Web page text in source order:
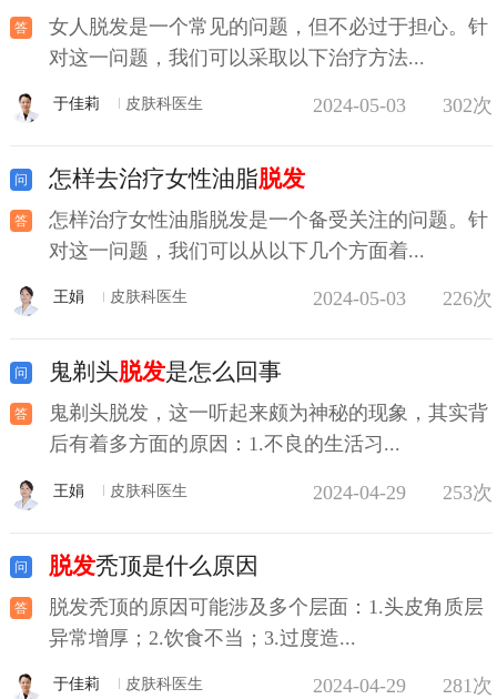
女人脱发是一个常见的问题，但不必过于担心。针
对这一问题，我们可以采取以下治疗方法...
于佳莉 皮肤科医生 2024-05-03 302次
怎样去治疗女性油脂脱发
怎样治疗女性油脂脱发是一个备受关注的问题。针
对这一问题，我们可以从以下几个方面着...
王娟 皮肤科医生 2024-05-03 226次
鬼剃头脱发是怎么回事
鬼剃头脱发，这一听起来颇为神秘的现象，其实背
后有着多方面的原因：1.不良的生活习...
王娟 皮肤科医生 2024-04-29 253次
脱发秃顶是什么原因
脱发秃顶的原因可能涉及多个层面：1.头皮角质层
异常增厚；2.饮食不当；3.过度造...
于佳莉 皮肤科医生 2024-04-29 281次